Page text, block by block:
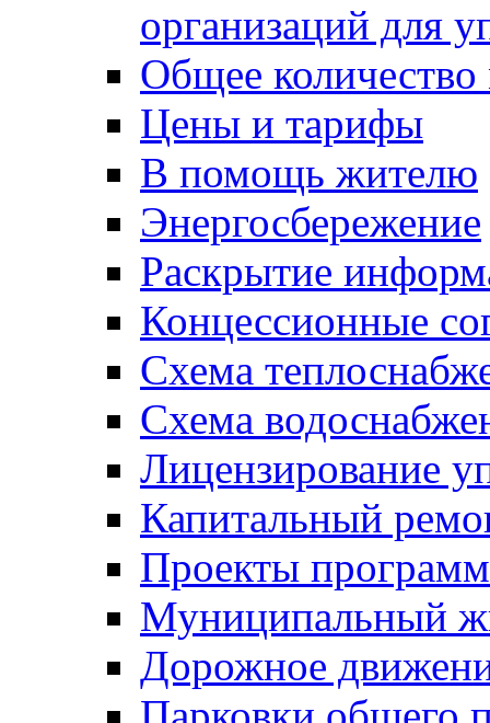
организаций для
Общее
Цены и тарифы
В помощь жителю
Энергосбережение
Раскрытие
Концессионные
Схема
Схема
Лицензирование
Капитальный
Проекты программ
Муниципальный
Дорожное